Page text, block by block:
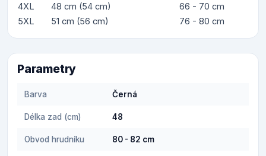
4XL 48 cm (54 cm)
66 - 70 cm
5XL
51 cm (56 cm) 76 - 80 cm
Parametry
Barva Černá
Délka zad (cm) 48
Obvod hrudníku 80 - 82 cm